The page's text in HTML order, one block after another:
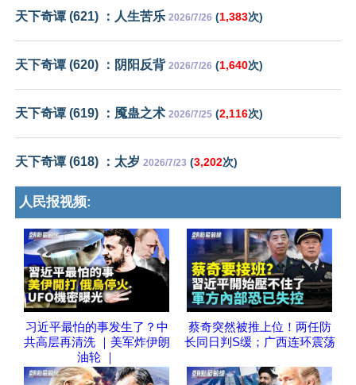
天下奇谭 (621) ：人生苦乐 2026/7/26 (1,383次)
天下奇谭 (620) ：阴阳反背 2026/7/26 (1,640次)
天下奇谭 (619) ：魇蛊之术 2026/7/25 (2,116次)
天下奇谭 (618) ：太岁 2026/7/23 (3,202次)
人民报视频:
习近平最怕的事发生了？中
共高层再清洗 ｜美军炸伊朗
油轮 ｜
蔡奇突然被推上位！两任防
长同日判S缓；广西连环震荡